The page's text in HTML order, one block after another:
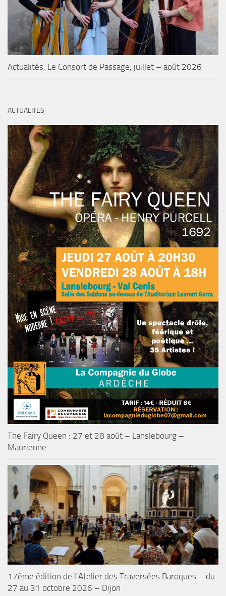
Actualités, Le Consort de Passage, juillet – août 2026
ACTUALITES
The Fairy Queen : 27 et 28 août – Lanslebourg –
Maurienne
17ème édition de l’Atelier des Traversées Baroques – du
27 au 31 octobre 2026 – Dijon